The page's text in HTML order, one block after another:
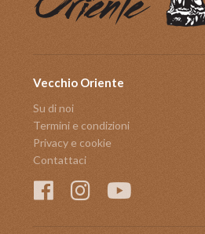
Vecchio Oriente
Su di noi
Termini e condizioni
Privacy e cookie
Contattaci